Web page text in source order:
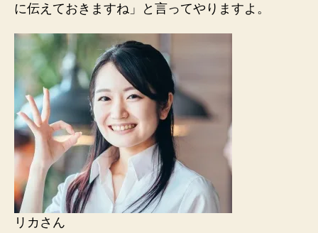
に伝えておきますね」と言ってやりますよ。
リカさん